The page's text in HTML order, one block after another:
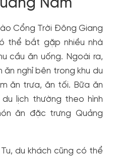
Nam
Cổng Trời Đông Giang
thể bắt gặp nhiều nhà
cầu ăn uống. Ngoài ra,
nghỉ bên trong khu du
ăn trưa, ăn tối. Bữa ăn
lịch thường theo hình
ăn đặc trưng Quảng
du khách cũng có thể